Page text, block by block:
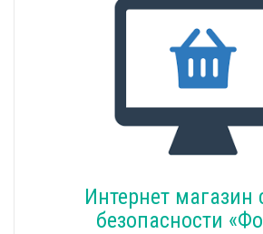
Интернет магазин
безопасности